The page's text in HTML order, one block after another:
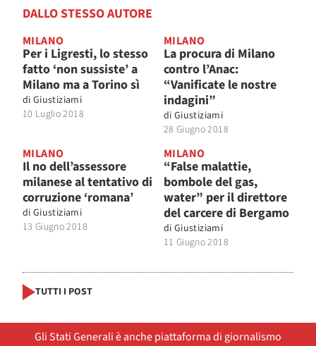
DALLO STESSO AUTORE
MILANO
Per i Ligresti, lo stesso
fatto ‘non sussiste’ a
Milano ma a Torino sì
di Giustiziami
10 Luglio 2018
MILANO
La procura di Milano
contro l’Anac:
“Vanificate le nostre
indagini”
di Giustiziami
28 Giugno 2018
MILANO
Il no dell’assessore
milanese al tentativo di
corruzione ‘romana’
di Giustiziami
13 Giugno 2018
MILANO
“False malattie,
bombole del gas,
water” per il direttore
del carcere di Bergamo
di Giustiziami
11 Giugno 2018
TUTTI I POST
Gli Stati Generali è anche piattaforma di giornalismo